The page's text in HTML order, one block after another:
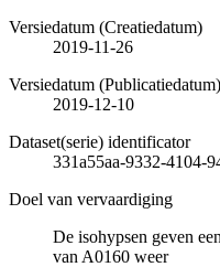
Versiedatum (Creatiedatum)
2019-11-26
Versiedatum (Publicatiedatum)
2019-12-10
Dataset(serie) identificator
331a55aa-9332-4104-
Doel van vervaardiging
De isohypsen geven
van A0160 weer